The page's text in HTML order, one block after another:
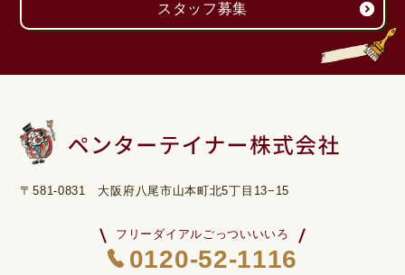
スタッフ募集
〒581-0831 大阪府八尾市山本町北5丁目13−15
フリーダイアルごっついいいろ
0120-52-1116